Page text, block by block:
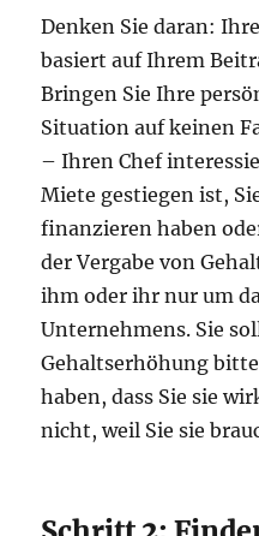
Denken Sie daran:
basiert auf Ihrem
Bringen Sie Ihre
Situation auf keinen
– Ihren Chef
Miete gestiegen ist,
finanzieren haben
der Vergabe von
ihm oder ihr nur um
Unternehmens. Sie
Gehaltserhöhung
haben, dass Sie sie
nicht, weil Sie sie